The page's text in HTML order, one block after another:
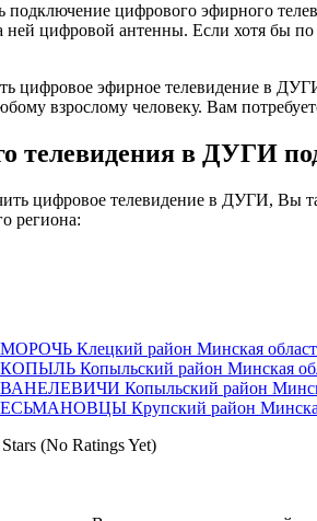
цифрового эфирного
цифровой антенны. Если хотя бы по
цифровое эфирное телевидение в
взрослому человеку. Вам
телевидения в ДУГИ
цифровое телевидение в ДУГИ, Вы
региона:
МОРОЧЬ Клецкий район Минская
КОПЫЛЬ Копыльский район Минская
ВАНЕЛЕВИЧИ Копыльский район
ЕСЬМАНОВЦЫ Крупский район
(No Ratings Yet)